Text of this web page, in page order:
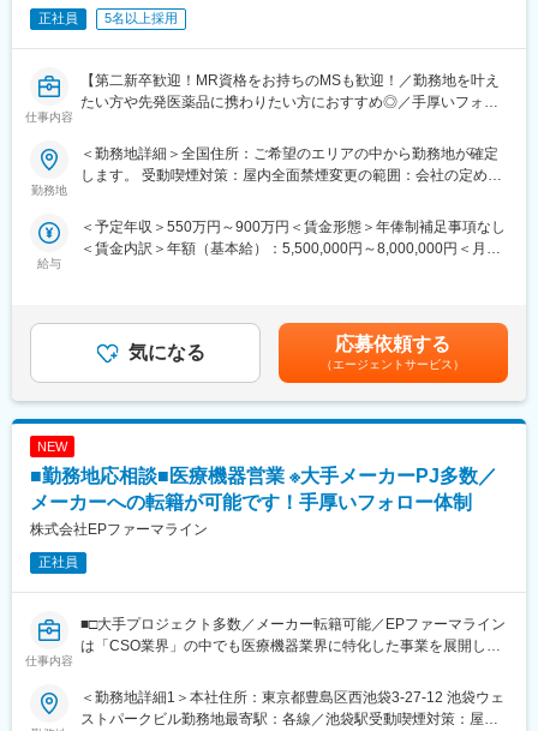
【当社CSO事業の特徴】
■先発品特化型
先発品を扱うPJTをメインで受注しているため、基本的には入社
後2ndPJT以降も先発品の経験を積み、MRとして専門性を磨くこ
■IT特化型
PJTによってリモートMRという形態があることはもちろん、それ
例えば、効果的なリモートディテールの研修は全員受講頂くこと
が出来、そのほかにもmyMR君などのシステムを戦略的に活用す
変更の範囲：会社の定める業務
正社員 5名以上採用
仕事内容
【第二新卒歓迎！MR資格をお持ちのMSも歓迎！／勤務地を叶え
たい方や先発医薬品に携わりたい方におすすめ◎／手厚いフォロ
【はじめに】
MR資格をお持ちの方（MRの実務未経験OK）をお待ちしておりま
浅い方もMRとしてスキルが身に着く環境です。外資製薬メーカー
やバイオベンチャーとの繋がりが強く最先端の医薬品に携われる
■充実したサポート体制：
配属後は担当マネージャーが丁寧に支援します。日々の仕事の悩
みや、キャリア形成の相談等、伴走者として活躍をサポートしま
す。また知識・スキルレベルを上げるために様々な研修をご用意
しています。
■エリアを跨ぐ転勤なし：
初任地希望だけでなく、エリアを跨いでの転勤はございません。
2ndプロジェクト以降も希望や適性に応じて、アサインを検討い
たします。
■明確な評価制度：
自身の成果や頑張りが客観的に評価され、年収に反映されます。
また、在籍年数が増えると永年勤続報奨金や四半期一時金などの
手当もアップします。つまり、やりがいや努力がきちんと報われ
【キャリアパス】
勤務地
＜勤務地詳細＞全国住所：ご希望のエリアの中から勤務地が確定
します。 受動喫煙対策：屋内全面禁煙変更の範囲：会社の定める
給与
＜予定年収＞550万円～900万円＜賃金形態＞年俸制補足事項なし
＜賃金内訳＞年額（基本給）：5,500,000円～8,000,000円＜月額
支給）※ただし支給条件があります賃金はあくまでも目安の金額で
あり、選考を通じて上下する可能性があります。月給(月額)は固定
気になる 応募依頼する
（エージェントサービス）
NEW
■勤務地応相談■医療機器営業 ※大手メーカーPJ多数／
メーカーへの転籍が可能です！手厚いフォロー体制
株式会社EPファーマライン
正社員
仕事内容
■□大手プロジェクト多数／メーカー転籍可能／EPファーマライン
は「CSO業界」の中でも医療機器業界に特化した事業を展開して
■募集概要：
＜勤務地詳細1＞本社住所：東京都豊島区西池袋3-27-12 池袋ウェ
ストパークビル勤務地最寄駅：各線／池袋駅受動喫煙対策：屋内